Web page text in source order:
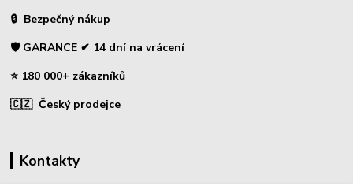
🔒 Bezpečný nákup
🛡️ GARANCE ✔ 14 dní na vrácení
⭐ 180 000+ zákazníků
🇨🇿 Český prodejce
Kontakty